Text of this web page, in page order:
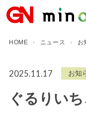
HOME ニュース お
2025.11.17 お知
ぐるりい